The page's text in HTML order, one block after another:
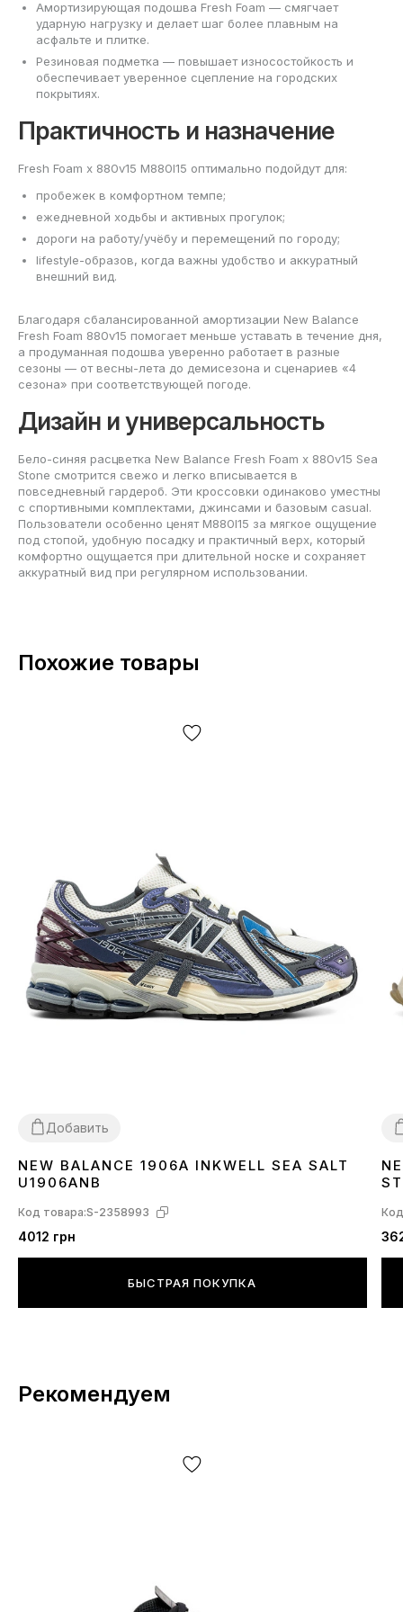
Амортизирующая подошва Fresh Foam — смягчает
ударную нагрузку и делает шаг более плавным на
асфальте и плитке.
Резиновая подметка — повышает износостойкость и
обеспечивает уверенное сцепление на городских
покрытиях.
Практичность и назначение
Fresh Foam x 880v15 M880I15 оптимально подойдут для:
пробежек в комфортном темпе;
ежедневной ходьбы и активных прогулок;
дороги на работу/учёбу и перемещений по городу;
lifestyle-образов, когда важны удобство и аккуратный
внешний вид.
Благодаря сбалансированной амортизации New Balance
Fresh Foam 880v15 помогает меньше уставать в течение дня,
а продуманная подошва уверенно работает в разные
сезоны — от весны-лета до демисезона и сценариев «4
сезона» при соответствующей погоде.
Дизайн и универсальность
Бело-синяя расцветка New Balance Fresh Foam x 880v15 Sea
Stone смотрится свежо и легко вписывается в
повседневный гардероб. Эти кроссовки одинаково уместны
с спортивными комплектами, джинсами и базовым casual.
Пользователи особенно ценят M880I15 за мягкое ощущение
под стопой, удобную посадку и практичный верх, который
комфортно ощущается при длительной носке и сохраняет
аккуратный вид при регулярном использовании.
Похожие товары
Добавить
3637 3839404142 45
NEW BALANCE 1906A INKWELL SEA SALT
U1906ANB
Код товара:S-2358993
4012 грн
БЫСТРАЯ ПОКУПКА
Рекомендуем